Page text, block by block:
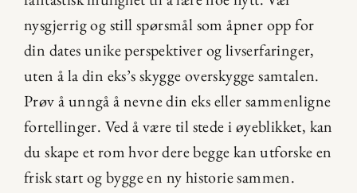
nysgjerrig og still spørsmål som åpner opp for
din dates unike perspektiver og livserfaringer,
uten å la din eks’s skygge overskygge samtalen.
Prøv å unngå å nevne din eks eller sammenligne
fortellinger. Ved å være til stede i øyeblikket, kan
du skape et rom hvor dere begge kan utforske en
frisk start og bygge en ny historie sammen.